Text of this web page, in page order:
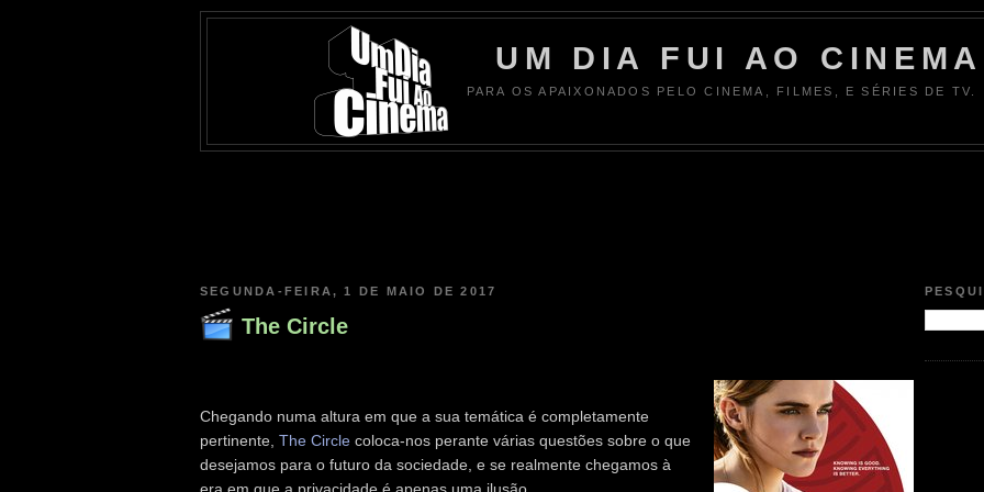
UM DIA FUI AO CINEMA
PARA OS APAIXONADOS PELO CINEMA, FILMES, E SÉRIES DE TV.
SEGUNDA-FEIRA, 1 DE MAIO DE 2017
The Circle
Chegando numa altura em que a sua temática é completamente
pertinente, The Circle coloca-nos perante várias questões sobre o que
desejamos para o futuro da sociedade, e se realmente chegamos à